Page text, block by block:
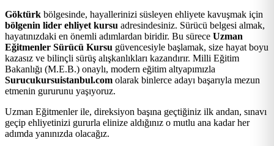
-
Şişli
En
İyi
Ehliyet
Özel
Direksiyon
Dersi
Göktürk bölgesinde, hayallerinizi süsleyen ehliyete kavuşmak için
bölgenin lider ehliyet kursu adresindesiniz. Sürücü belgesi almak,
hayatınızdaki en önemli adımlardan biridir. Bu sürece Uzman
Eğitmenler Sürücü Kursu güvencesiyle başlamak, size hayat boyu
kazasız ve bilinçli sürüş alışkanlıkları kazandırır. Milli Eğitim
Bakanlığı (M.E.B.) onaylı, modern eğitim altyapımızla
Surucukursuistanbul.com olarak binlerce adayı başarıyla mezun
etmenin gururunu yaşıyoruz.
Uzman Eğitmenler ile, direksiyon başına geçtiğiniz ilk andan, sınavı
geçip ehliyetinizi gururla elinize aldığınız o mutlu ana kadar her
adımda yanınızda olacağız.